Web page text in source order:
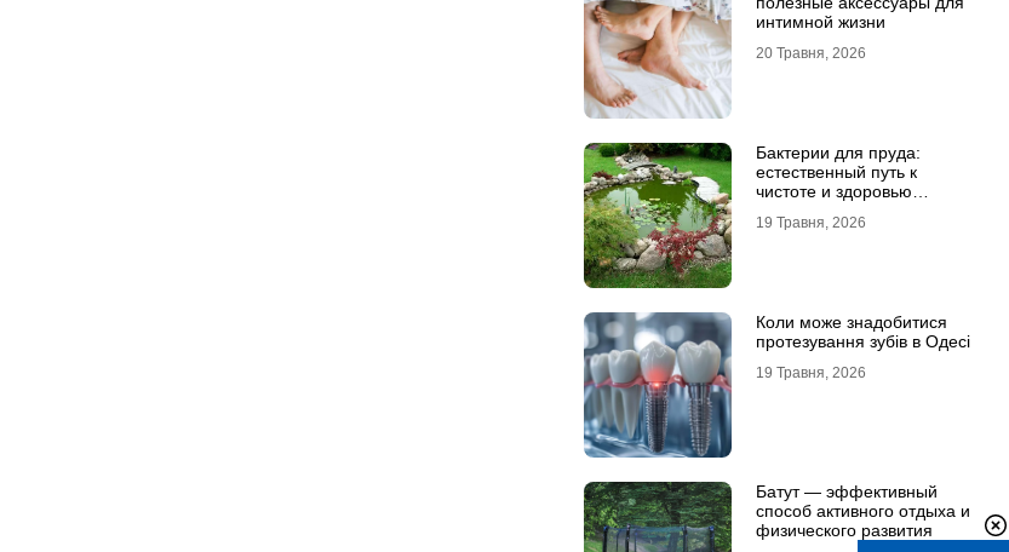
интимной жизни
20 Травня, 2026
Бактерии для пруда:
естественный путь к
чистоте и здоровью
19 Травня, 2026
Коли може знадобитися
протезування зубів в Одесі
19 Травня, 2026
Батут — эффективный
способ активного отдыха и
физического развития